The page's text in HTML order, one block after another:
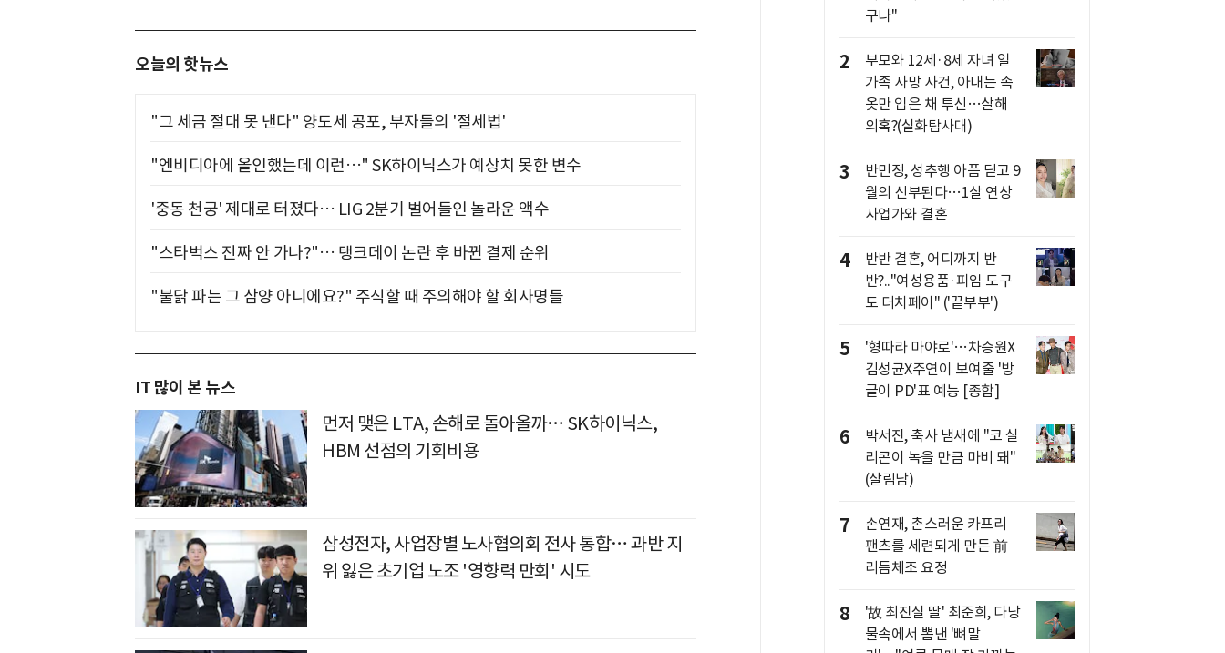
오늘의 핫뉴스
"그 세금 절대 못 낸다" 양도세 공포, 부자들의 '절세법'
"엔비디아에 올인했는데 이런…" SK하이닉스가 예상치 못한 변수
'중동 천궁' 제대로 터졌다… LIG 2분기 벌어들인 놀라운 액수
"스타벅스 진짜 안 가나?"… 탱크데이 논란 후 바뀐 결제 순위
"불닭 파는 그 삼양 아니에요?" 주식할 때 주의해야 할 회사명들
IT 많이 본 뉴스
먼저 맺은 LTA, 손해로 돌아올까… SK하이닉스,
HBM 선점의 기회비용
삼성전자, 사업장별 노사협의회 전사 통합… 과반 지
위 잃은 초기업 노조 '영향력 만회' 시도
구나"
2
부모와 12세·8세 자녀 일
가족 사망 사건, 아내는 속
옷만 입은 채 투신…살해
의혹?(실화탐사대)
3
반민정, 성추행 아픔 딛고 9
월의 신부된다…1살 연상
사업가와 결혼
4
반반 결혼, 어디까지 반
반?.."여성용품·피임 도구
도 더치페이" ('끝부부')
5
'형따라 마야로'…차승원X
김성균X주연이 보여줄 '방
글이 PD'표 예능 [종합]
6
박서진, 축사 냄새에 "코 실
리콘이 녹을 만큼 마비 돼"
(살림남)
7
손연재, 촌스러운 카프리
팬츠를 세련되게 만든 前
리듬체조 요정
8
'故 최진실 딸' 최준희, 다낭
물속에서 뽐낸 '뼈말